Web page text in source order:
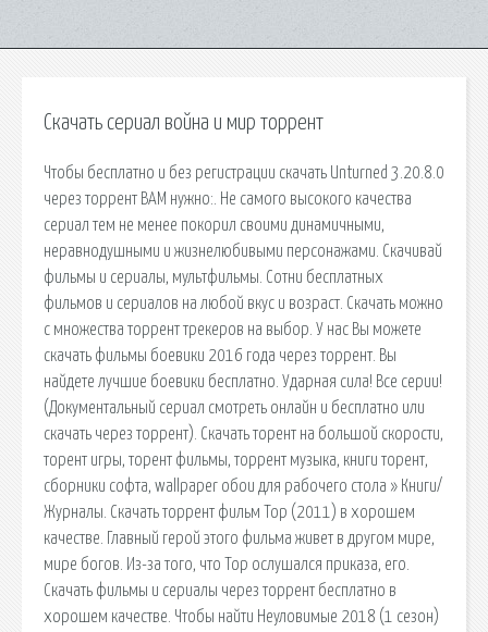
Скачать сериал война и мир торрент
Чтобы бесплатно и без регистрации скачать Unturned 3.20.8.0
через торрент ВАМ нужно:. Не самого высокого качества
сериал тем не менее покорил своими динамичными,
неравнодушными и жизнелюбивыми персонажами. Скачивай
фильмы и сериалы, мультфильмы. Сотни бесплатных
фильмов и сериалов на любой вкус и возраст. Скачать можно
с множества торрент трекеров на выбор. У нас Вы можете
скачать фильмы боевики 2016 года через торрент. Вы
найдете лучшие боевики бесплатно. Ударная сила! Все серии!
(Документальный сериал смотреть онлайн и бесплатно или
скачать через торрент). Скачать торент на большой скорости,
торент игры, торент фильмы, торрент музыка, книги торент,
сборники софта, wallpaper обои для рабочего стола » Книги/
Журналы. Скачать торрент фильм Тор (2011) в хорошем
качестве. Главный герой этого фильма живет в другом мире,
мире богов. Из-за того, что Тор ослушался приказа, его.
Скачать фильмы и сериалы через торрент бесплатно в
хорошем качестве. Чтобы найти Неуловимые 2018 (1 сезон)